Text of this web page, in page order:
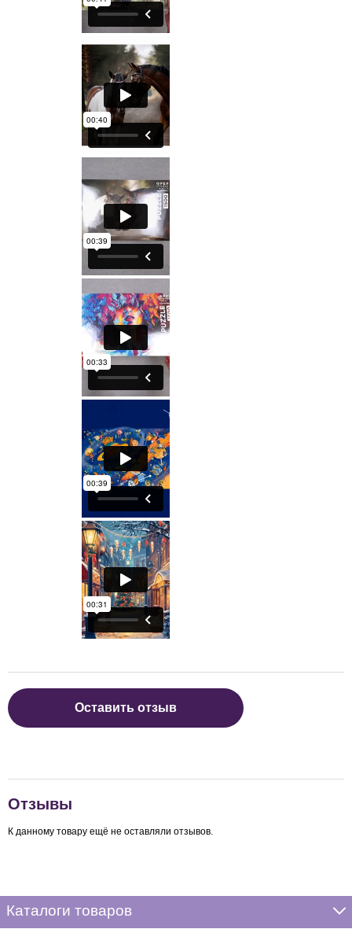
Оставить отзыв
Отзывы
К данному товару ещё не оставляли отзывов.
Каталоги товаров